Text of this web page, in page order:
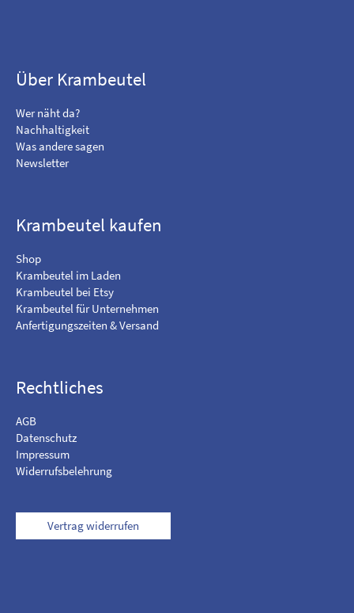
m
e
n
F
a
c
o
o
k
h
m
i
c
h
I
r
Über Krambeutel
Wer näht da?
Nachhaltigkeit
Was andere sagen
Newsletter
Krambeutel kaufen
Shop
Krambeutel im Laden
Krambeutel bei Etsy
Krambeutel für Unternehmen
Anfertigungszeiten & Versand
Rechtliches
AGB
Datenschutz
Impressum
Widerrufsbelehrung
Vertrag widerrufen